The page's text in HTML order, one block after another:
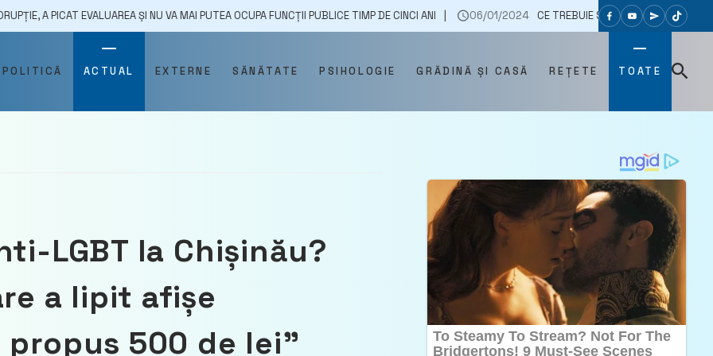
ȘI NU VA MAI PUTEA OCUPA FUNCȚII PUBLICE TIMP DE CINCI ANI 06/01/2024 CE TREBUIE SĂ FACI PENTRU CA PASTELE SĂ NU
POLITICĂ ACTUAL EXTERNE SĂNĂTATE PSIHOLOGIE GRĂDINĂ ȘI CASĂ REȚETE TOATE
LGBT la Chișinău?
a lipit afișe
500 de lei”